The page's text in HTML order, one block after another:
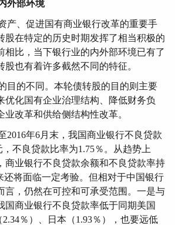
外部环境
产、促进国有商业银行改革的重要手
股在特定的历史时期发挥了相当积极的
相比，当下银行业的内外部环境已有了
也有着许多截然不同的特征。
目的不同。本轮债转股的目的则主要
优化国有企业治理结构、降低财务负
改革和供给侧结构性改革。
2016年6月末，我国商业银行不良贷款
不良贷款比率为1.75％。从趋势上
商业银行不良贷款余额和不良贷款率持
还将面临一定考验。但相对于中国银行
言，仍然在可控和可承受范围。一是与
国商业银行不良贷款率低于同期美国
2.34％）、日本（1.93％），也要远低